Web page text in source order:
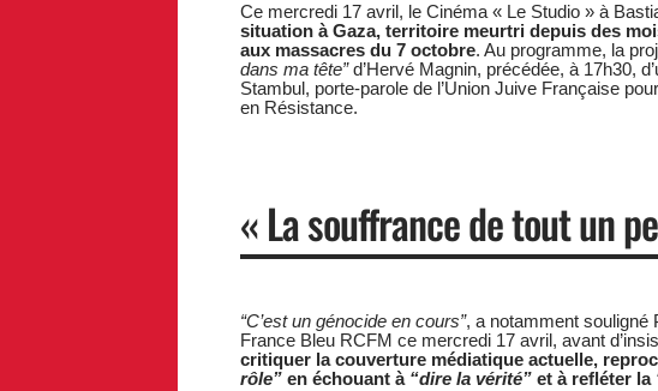
Ce mercredi 17 avril, le Cinéma « Le Studio » à
situation à Gaza, territoire meurtri depuis des
aux massacres du 7 octobre. Au programme, la
dans ma tête”d’Hervé Magnin, précédée, à 17h30,
Stambul, porte-parole de l’Union Juive Française
en Résistance.
« La souffrance de tout un
“C’est un génocide en cours”, a notamment souligné
France Bleu RCFM ce mercredi 17 avril, avant
critiquer la couverture médiatique actuelle,
rôle”en échouant à “dire la vérité”et à refléter la